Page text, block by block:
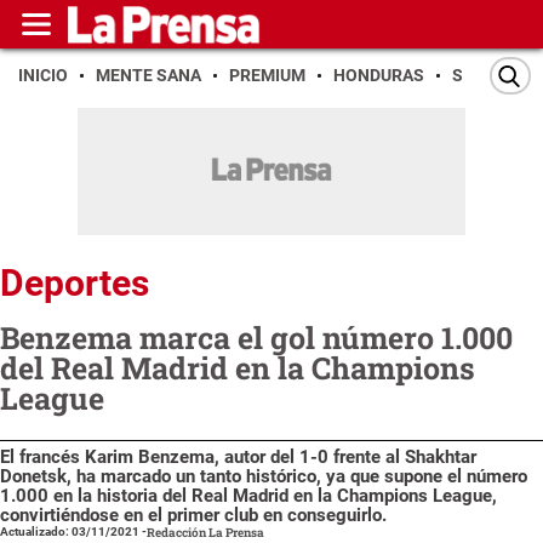
INICIO MENTE SANA PREMIUM HONDURAS SAN PEDRO
Deportes
Benzema marca el gol número 1.000
del Real Madrid en la Champions
League
El francés Karim Benzema, autor del 1-0 frente al Shakhtar
Donetsk, ha marcado un tanto histórico, ya que supone el número
1.000 en la historia del Real Madrid en la Champions League,
convirtiéndose en el primer club en conseguirlo.
Actualizado: 03/11/2021 -Redacción La Prensa